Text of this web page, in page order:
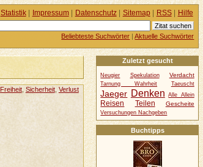
Freiheit, Sicherheit, Verlust
Zuletzt gesucht
Neugier Spekulation Verdacht
Tarnung Wahrheit Taeuscht
Jaeger Denken Alle Allein
Reisen Teilen Gescheite
Versuchungen Nachgeben
Buchtipps
Statistik| Impressum| Datenschutz| Sitemap| RSS| Hilfe
Beliebteste Suchwörter |Aktuelle Suchwörter